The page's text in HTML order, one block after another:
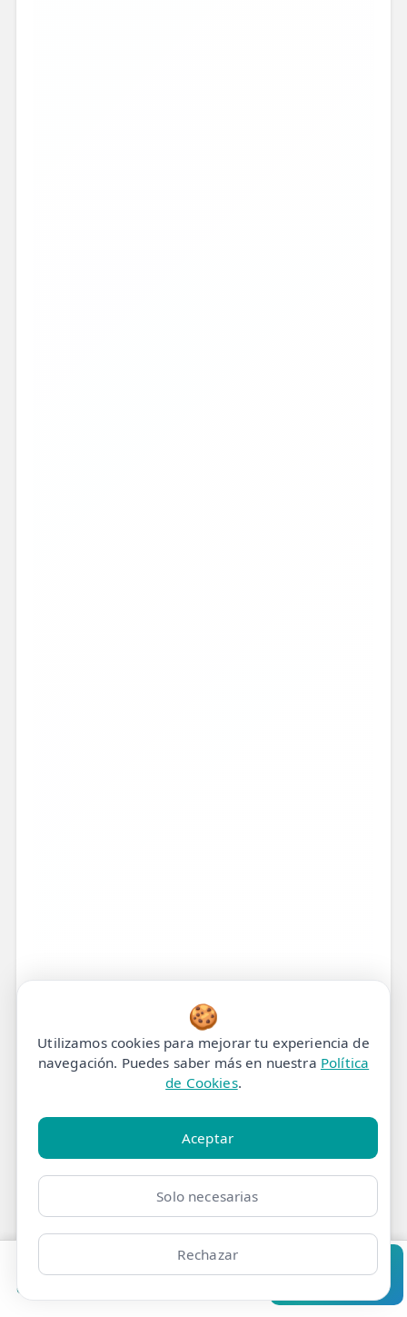
Clínicas
Tratamiento de
Fisioterapia para
Pedir cita Consultar
🍪
Utilizamos cookies para mejorar tu experiencia de
navegación. Puedes saber más en nuestra Política
de Cookies.
Aceptar
Solo necesarias
Rechazar